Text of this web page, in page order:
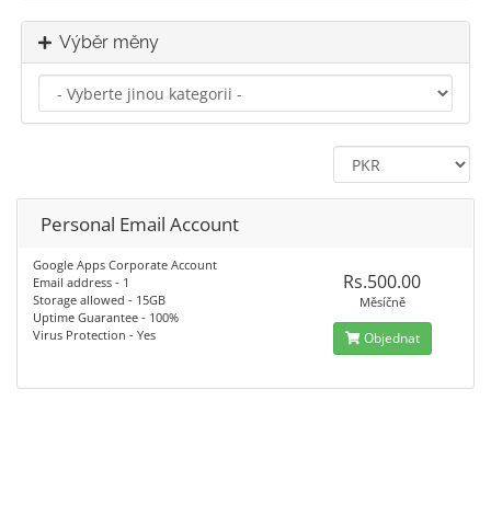
Výběr měny
Personal Email Account
Google Apps Corporate Account
Email address - 1
Storage allowed - 15GB
Uptime Guarantee - 100%
Virus Protection - Yes
Rs.500.00
Měsíčně
Objednat